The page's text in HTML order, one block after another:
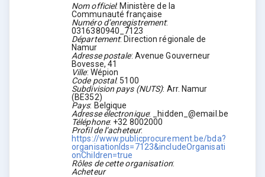
Nom officiel:Ministère de la
Communauté française
Numéro d’enregistrement:
0316380940_7123
Département:Direction régionale de
Namur
Adresse postale: Avenue Gouverneur
Bovesse, 41
Ville: Wépion
Code postal: 5100
Subdivision pays (NUTS): Arr. Namur
(BE352)
Pays: Belgique
Adresse électronique:
_hidden_@email.be
Téléphone: +32 8002000
Profil de l’acheteur:
https://www.publicprocurement.be/bda?
organisationIds=7123&includeOrganisati
onChildren=true
Rôles de cette organisation:
Acheteur